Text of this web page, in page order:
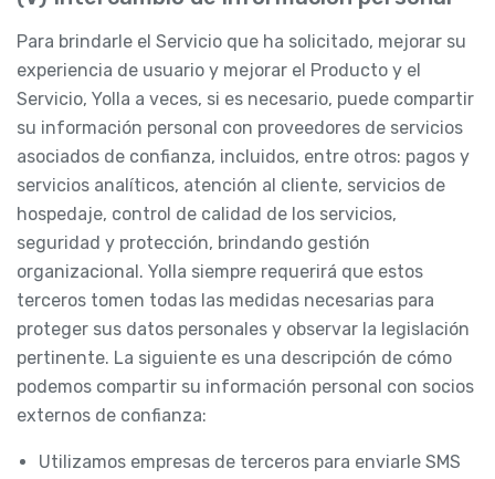
Para brindarle el Servicio que ha solicitado, mejorar su
experiencia de usuario y mejorar el Producto y el
Servicio, Yolla a veces, si es necesario, puede compartir
su información personal con proveedores de servicios
asociados de confianza, incluidos, entre otros: pagos y
servicios analíticos, atención al cliente, servicios de
hospedaje, control de calidad de los servicios,
seguridad y protección, brindando gestión
organizacional. Yolla siempre requerirá que estos
terceros tomen todas las medidas necesarias para
proteger sus datos personales y observar la legislación
pertinente. La siguiente es una descripción de cómo
podemos compartir su información personal con socios
externos de confianza:
Utilizamos empresas de terceros para enviarle SMS